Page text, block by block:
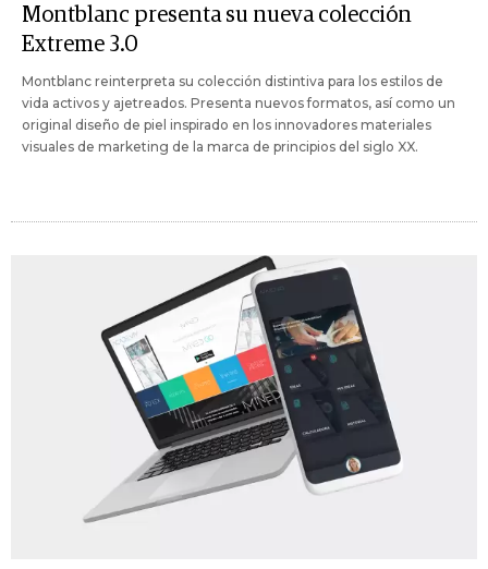
Montblanc presenta su nueva colección
Extreme 3.0
Montblanc reinterpreta su colección distintiva para los estilos de
vida activos y ajetreados. Presenta nuevos formatos, así como un
original diseño de piel inspirado en los innovadores materiales
visuales de marketing de la marca de principios del siglo XX.